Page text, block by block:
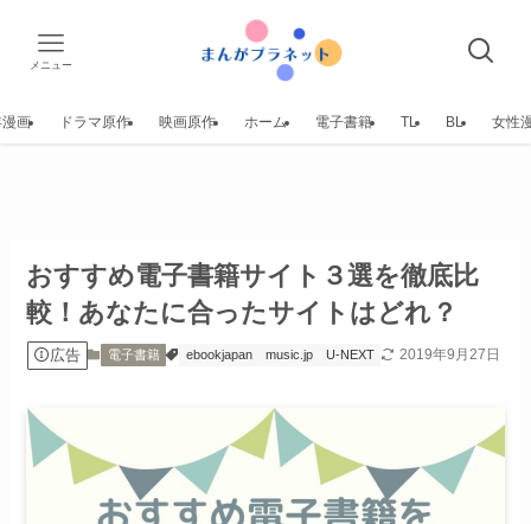
メニュー
画 ドラマ原作 映画原作 ホーム 電子書籍 TL BL 女性
おすすめ電子書籍サイト３選を徹底比
較！あなたに合ったサイトはどれ？
広告 電子書籍 ebookjapan music.jp U-NEXT 2019年9月27日